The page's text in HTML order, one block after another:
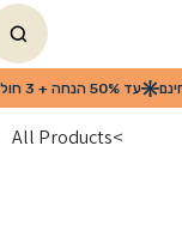
>
All Products